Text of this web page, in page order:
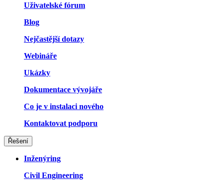
Uživatelské fórum
Blog
Nejčastější dotazy
Webináře
Ukázky
Dokumentace vývojáře
Co je v instalaci nového
Kontaktovat podporu
Řešení
Inženýring
Civil Engineering